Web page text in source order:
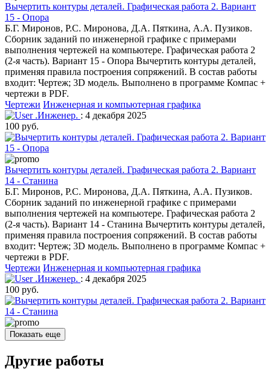
Вычертить контуры деталей. Графическая работа 2. Вариант
15 - Опора
Б.Г. Миронов, Р.С. Миронова, Д.А. Пяткина, А.А. Пузиков.
Сборник заданий по инженерной графике с примерами
выполнения чертежей на компьютере. Графическая работа 2
(2-я часть). Вариант 15 - Опора Вычертить контуры деталей,
применяя правила построения сопряжений. В состав работы
входит: Чертеж; 3D модель. Выполнено в программе Компас +
чертежи в PDF.
Чертежи Инженерная и компьютерная графика
.Инженер. : 4 декабря 2025
100 руб.
Вычертить контуры деталей. Графическая работа 2. Вариант
14 - Станина
Б.Г. Миронов, Р.С. Миронова, Д.А. Пяткина, А.А. Пузиков.
Сборник заданий по инженерной графике с примерами
выполнения чертежей на компьютере. Графическая работа 2
(2-я часть). Вариант 14 - Станина Вычертить контуры деталей,
применяя правила построения сопряжений. В состав работы
входит: Чертеж; 3D модель. Выполнено в программе Компас +
чертежи в PDF.
Чертежи Инженерная и компьютерная графика
.Инженер. : 4 декабря 2025
100 руб.
Показать еще
Другие работы